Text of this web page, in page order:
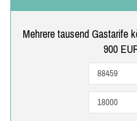
Mehrere tausend Gastarife
900